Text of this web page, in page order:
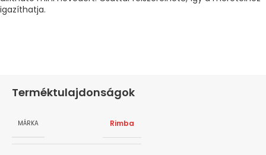
igazíthatja.
Terméktulajdonságok
MÁRKA Rimba